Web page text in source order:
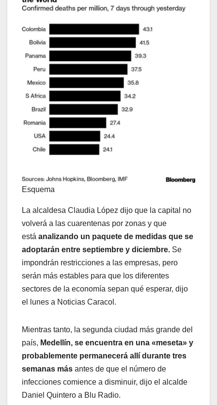
Esquema
La alcaldesa Claudia López dijo que la capital no
volverá a las cuarentenas por zonas y que
está analizando un paquete de medidas que se
adoptarán entre septiembre y diciembre. Se
impondrán restricciones a las empresas, pero
serán más estables para que los diferentes
sectores de la economía sepan qué esperar, dijo
el lunes a Noticias Caracol.
Mientras tanto, la segunda ciudad más grande del
país, Medellín, se encuentra en una «meseta» y
probablemente permanecerá allí durante tres
semanas más antes de que el número de
infecciones comience a disminuir, dijo el alcalde
Daniel Quintero a Blu Radio.